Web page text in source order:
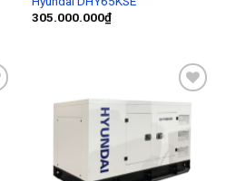
305.000.000₫
Add to
Wishlist